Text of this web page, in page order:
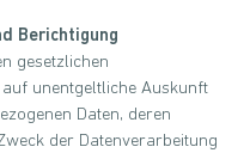
Berichtigung
gesetzlichen
unentgeltliche Auskunft
Daten, deren
der Datenverarbeitung